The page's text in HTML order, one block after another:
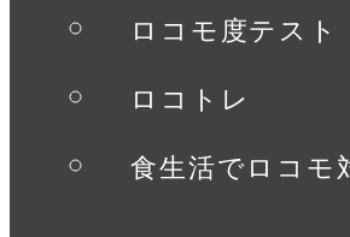
ロコモ度テスト
ロコトレ
食生活でロコモ